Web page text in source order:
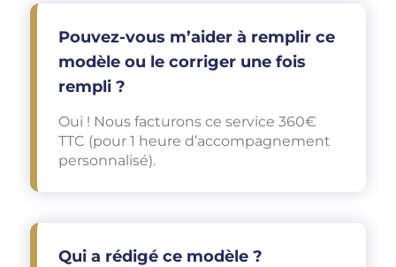
Pouvez-vous m’aider à remplir ce
modèle ou le corriger une fois
rempli ?
Oui ! Nous facturons ce service 360€
TTC (pour 1 heure d’accompagnement
personnalisé).
Qui a rédigé ce modèle ?